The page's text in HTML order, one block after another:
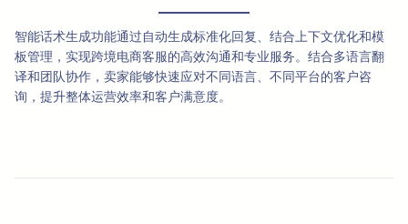
智能话术生成功能通过自动生成标准化回复、结合上下文优化和模
板管理，实现跨境电商客服的高效沟通和专业服务。结合多语言翻
译和团队协作，卖家能够快速应对不同语言、不同平台的客户咨
询，提升整体运营效率和客户满意度。